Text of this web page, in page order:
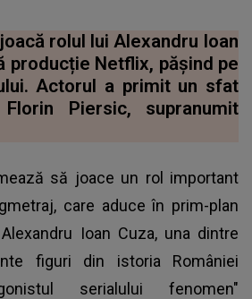
rolul lui Alexandru Ioan
producție Netflix, pășind pe
Actorul a primit un sfat
Piersic, supranumit
să joace un rol important
care aduce în prim-plan
Ioan Cuza, una dintre
figuri din istoria României
serialului fenomen"